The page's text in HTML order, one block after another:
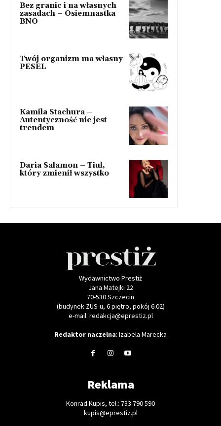
Bez granic i na własnych
zasadach – Osiemnastka
BNO
Twój organizm ma własny
PESEL
Kamila Stachura –
Autentyczność nie jest
trendem
Daria Salamon – Tiul,
który zmienił wszystko
Wydawnictwo Prestiż
Jana Matejki 22
70-530 Szczecin
(budynek ZUS-u, 6 piętro, pokój 6.02)
e-mail: redakcja@eprestiz.pl
Redaktor naczelna: Izabela Marecka
Reklama
Konrad Kupis, tel.: 733 790 590
kupis@eprestiz.pl